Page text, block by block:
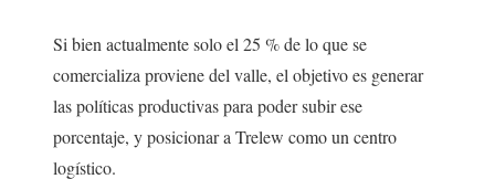
Si bien actualmente solo el 25 % de lo que se
comercializa proviene del valle, el objetivo es generar
las políticas productivas para poder subir ese
porcentaje, y posicionar a Trelew como un centro
logístico.